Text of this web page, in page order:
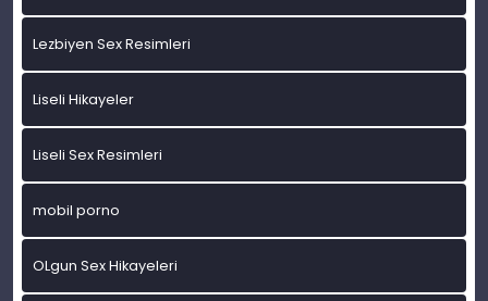
Lezbiyen Sex Resimleri
Liseli Hikayeler
Liseli Sex Resimleri
mobil porno
OLgun Sex Hikayeleri